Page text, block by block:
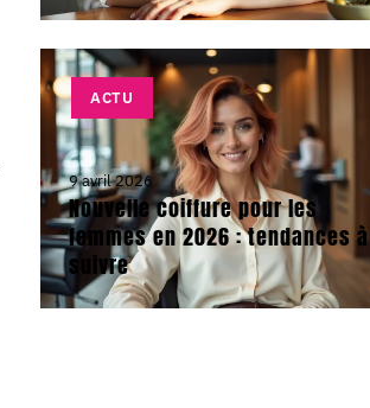
ACTU
9 avril 2026
Nouvelle coiffure pour les
femmes en 2026 : tendances à
suivre